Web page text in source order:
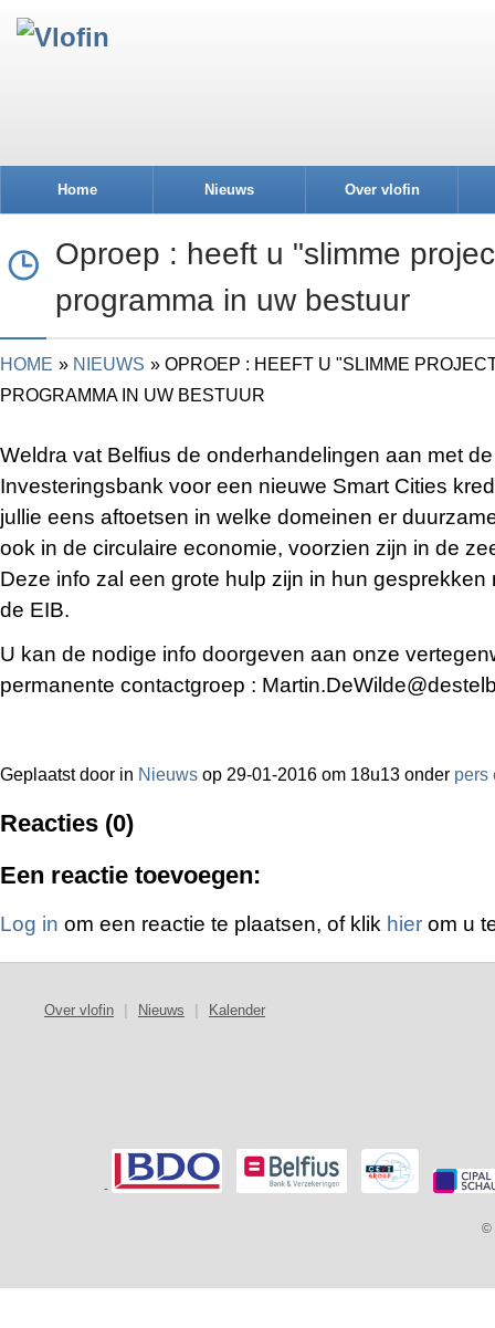
Home Nieuws Over vlofin
Oproep : heeft u "slimme
programma in uw bestuur
HOME NIEUWS
OPROEP : HEEFT U "SLIMME
PROGRAMMA IN UW BESTUUR
Weldra vat Belfius de onderhandelingen aan met
Investeringsbank voor een nieuwe Smart Cities
jullie eens aftoetsen in welke domeinen er
ook in de circulaire economie, voorzien zijn in de
Deze info zal een grote hulp zijn in hun
de EIB.
U kan de nodige info doorgeven aan onze
permanente contactgroep :
Geplaatst door in Nieuws op 29-01-2016 om 18u13 onder pers
Reacties (0)
Een reactie toevoegen:
Log in om een reactie te plaatsen, of klik hier om u
Over vlofin Nieuws Kalender
-
©